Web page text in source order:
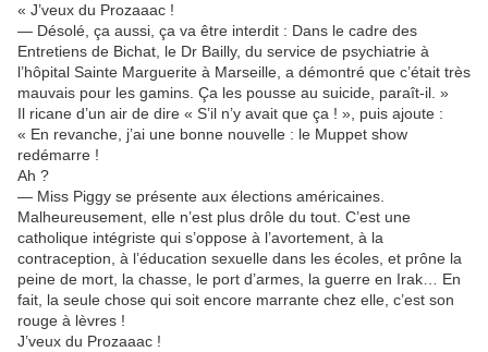
« J’veux du Prozaaac !
— Désolé, ça aussi, ça va être interdit : Dans le cadre des
Entretiens de Bichat, le Dr Bailly, du service de psychiatrie à
l’hôpital Sainte Marguerite à Marseille, a démontré que c’était très
mauvais pour les gamins. Ça les pousse au suicide, paraît-il. »
Il ricane d’un air de dire « S’il n’y avait que ça ! », puis ajoute :
« En revanche, j’ai une bonne nouvelle : le Muppet show
redémarre !
Ah ?
— Miss Piggy se présente aux élections américaines.
Malheureusement, elle n’est plus drôle du tout. C’est une
catholique intégriste qui s’oppose à l’avortement, à la
contraception, à l’éducation sexuelle dans les écoles, et prône la
peine de mort, la chasse, le port d’armes, la guerre en Irak… En
fait, la seule chose qui soit encore marrante chez elle, c’est son
rouge à lèvres !
J’veux du Prozaaac !